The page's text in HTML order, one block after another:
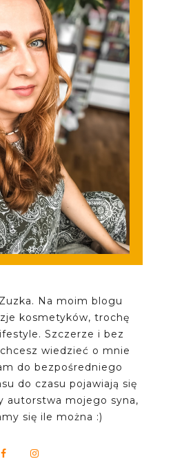
Na moim blogu
kosmetyków, trochę
Szczerze i bez
wiedzieć o mnie
do bezpośredniego
do czasu pojawiają się
autorstwa mojego syna,
się ile można :)